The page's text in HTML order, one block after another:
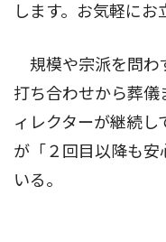
します。お気軽にお
規模や宗派を問わ
打ち合わせから葬
ィレクターが継続し
が「２回目以降も安
いる。